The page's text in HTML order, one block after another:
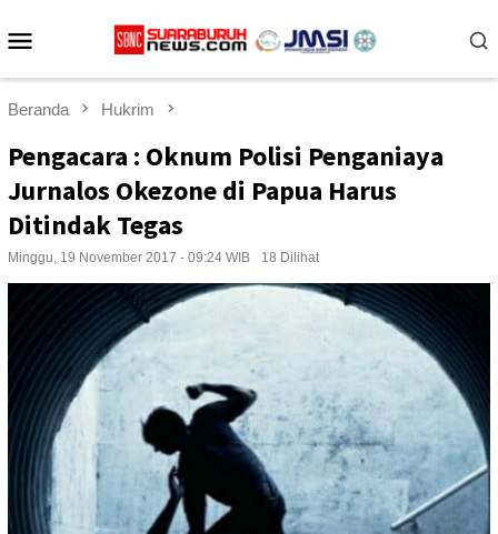
ke
Beranda Hukrim
Pengacara : Oknum Polisi Penganiaya
Jurnalos Okezone di Papua Harus
Ditindak Tegas
Minggu, 19 November 2017 - 09:24 WIB 18 Dilihat